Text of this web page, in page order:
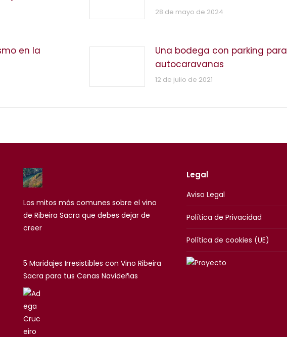
28 de mayo de 2024
en la
Una bodega con parking para
autocaravanas
12 de julio de 2021
Los mitos más comunes sobre el vino
de Ribeira Sacra que debes dejar de
creer
5 Maridajes Irresistibles con Vino Ribeira
Sacra para tus Cenas Navideñas
Legal
Aviso Legal
Política de Privacidad
Política de cookies (UE)